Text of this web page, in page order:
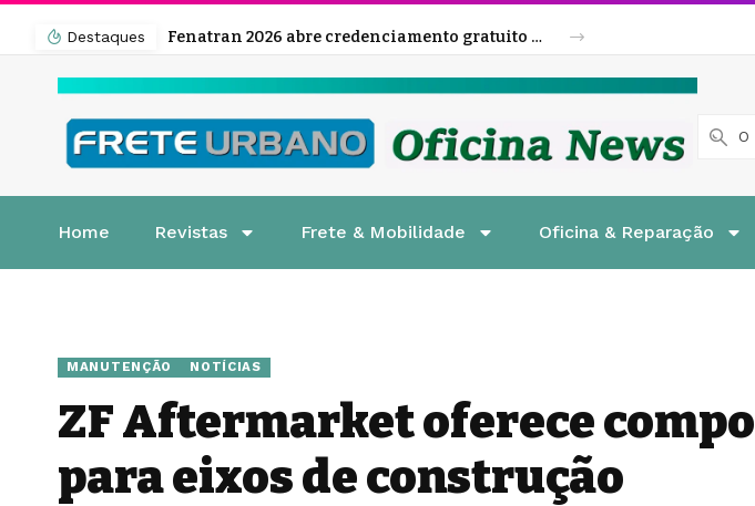
Destaques Fenatran 2026 abre credenciamento gratuito para visitantes
Home Revistas Frete & Mobilidade Oficina & Reparação
MANUTENÇÃO NOTÍCIAS
ZF Aftermarket oferece
para eixos de construção